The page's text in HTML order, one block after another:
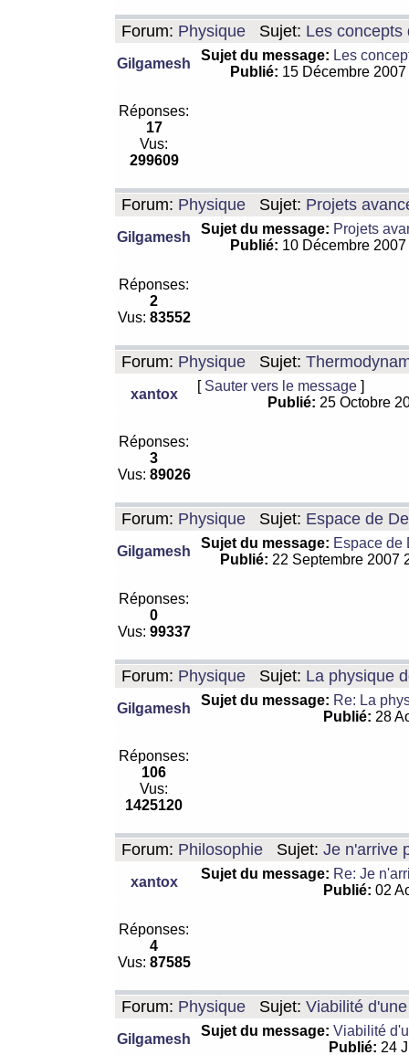
Forum: Physique Sujet: Les concepts
Gilgamesh
Sujet du message: Les
Publié: 15 Décembre
Réponses:
17
Vus:
299609
Forum: Physique Sujet: Projets
Gilgamesh
Sujet du message: Projets
Publié: 10 Décembre
Réponses:
2
Vus: 83552
Forum: Physique Sujet:
xantox
[ Sauter vers le message ]
Publié: 25 Octobre
Réponses:
3
Vus: 89026
Forum: Physique Sujet: Espace de
Gilgamesh
Sujet du message: Espace de
Publié: 22 Septembre 2007
Réponses:
0
Vus: 99337
Forum: Physique Sujet: La physique
Gilgamesh
Sujet du message: Re: La
Publié: 28
Réponses:
106
Vus:
1425120
Forum: Philosophie Sujet: Je n'arrive
xantox
Sujet du message: Re: Je
Publié: 02
Réponses:
4
Vus: 87585
Forum: Physique Sujet: Viabilité
Gilgamesh
Sujet du message: Viabilité
Publié: 24